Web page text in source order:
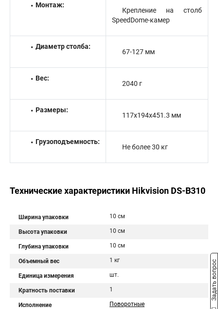
Монтаж:
Крепление на столб
SpeedDome-камер
Диаметр столба:
67-127 мм
Вес:
2040 г
Размеры:
117x194x451.3 мм
Грузоподъемность:
Не более 30 кг
Технические характеристики Hikvision DS-B310
Ширина упаковки 10 см
Высота упаковки 10 см
Глубина упаковки 10 см
Объемный вес 1 кг
Единица измерения шт.
Кратность поставки 1
Исполнение Поворотные
Задать вопрос